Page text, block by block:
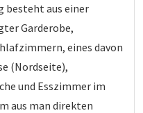
besteht aus einer
Garderobe,
eines davon
(Nordseite),
und Esszimmer im
aus man direkten